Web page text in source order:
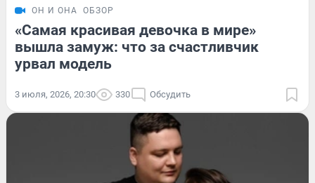
ОН И ОНА ОБЗОР
«Самая красивая девочка в мире»
вышла замуж: что за счастливчик
урвал модель
3 июля, 2026, 20:30 330 Обсудить